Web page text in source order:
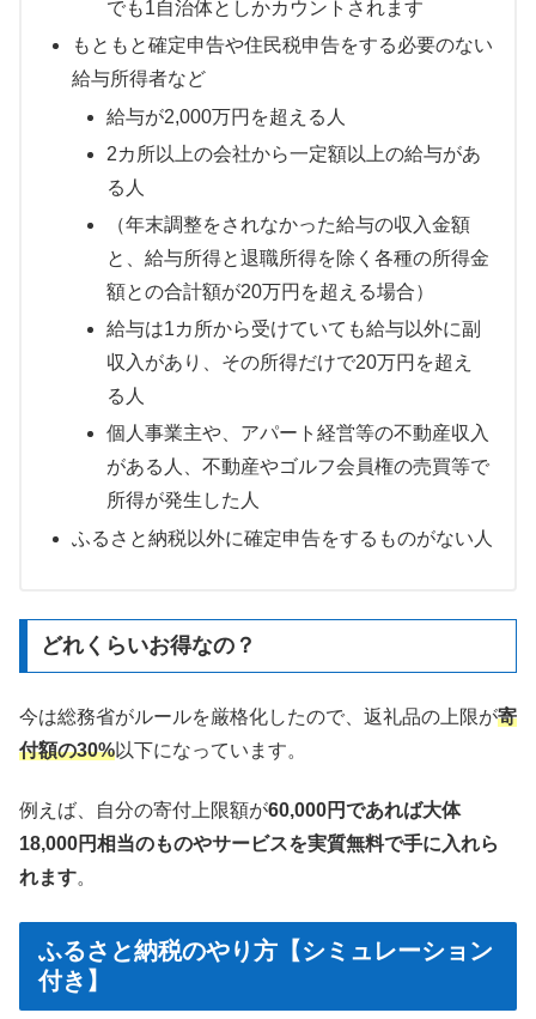
でも1自治体としかカウントされます
もともと確定申告や住民税申告をする必要のない
給与所得者など
給与が2,000万円を超える人
2カ所以上の会社から一定額以上の給与があ
る人
（年末調整をされなかった給与の収入金額
と、給与所得と退職所得を除く各種の所得金
額との合計額が20万円を超える場合）
給与は1カ所から受けていても給与以外に副
収入があり、その所得だけで20万円を超え
る人
個人事業主や、アパート経営等の不動産収入
がある人、不動産やゴルフ会員権の売買等で
所得が発生した人
ふるさと納税以外に確定申告をするものがない人
どれくらいお得なの？
今は総務省がルールを厳格化したので、返礼品の上限が寄
付額の30%以下になっています。
例えば、自分の寄付上限額が60,000円であれば大体
18,000円相当のものやサービスを実質無料で手に入れら
れます。
ふるさと納税のやり方【シミュレーション
付き】